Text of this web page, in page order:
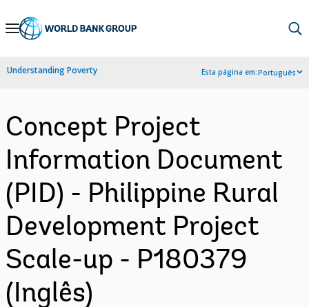
Skip
Navigation
Understanding Poverty Esta página em:Português
Concept Project
Information Document
(PID) - Philippine Rural
Development Project
Scale-up - P180379
(Inglês)